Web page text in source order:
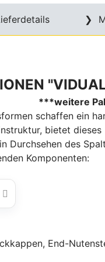
***weitere
schaffen ein
bietet
Durchsehen des
Komponenten:
End-